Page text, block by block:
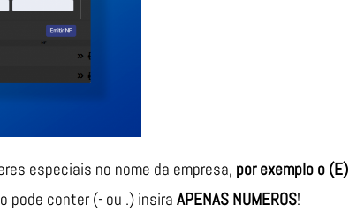
especiais no nome da empresa, por exemplo o (E)
pode conter (- ou .) insiraAPENAS NUMEROS!